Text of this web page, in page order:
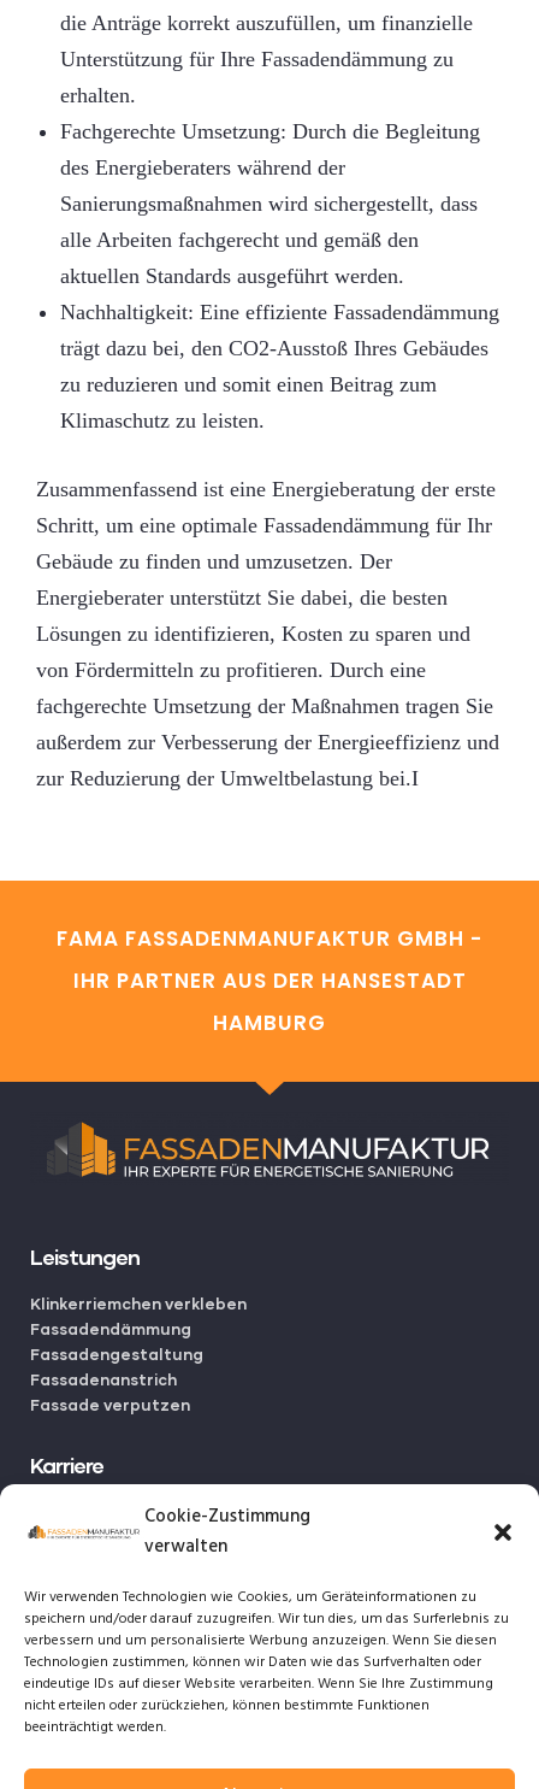
Cookie-Zustimmung
verwalten
Wir verwenden Technologien wie Cookies, um Geräteinformationen zu
speichern und/oder darauf zuzugreifen. Wir tun dies, um das Surferlebnis zu
verbessern und um personalisierte Werbung anzuzeigen. Wenn Sie diesen
Technologien zustimmen, können wir Daten wie das Surfverhalten oder
eindeutige IDs auf dieser Website verarbeiten. Wenn Sie Ihre Zustimmung
nicht erteilen oder zurückziehen, können bestimmte Funktionen
beeinträchtigt werden.
die Anträge korrekt auszufüllen, um finanzielle
Unterstützung für Ihre Fassadendämmung zu
erhalten.
Fachgerechte Umsetzung: Durch die Begleitung
des Energieberaters während der
Sanierungsmaßnahmen wird sichergestellt, dass
alle Arbeiten fachgerecht und gemäß den
aktuellen Standards ausgeführt werden.
Nachhaltigkeit: Eine effiziente Fassadendämmung
trägt dazu bei, den CO2-Ausstoß Ihres Gebäudes
zu reduzieren und somit einen Beitrag zum
Klimaschutz zu leisten.
Zusammenfassend ist eine Energieberatung der erste
Schritt, um eine optimale Fassadendämmung für Ihr
Gebäude zu finden und umzusetzen. Der
Energieberater unterstützt Sie dabei, die besten
Lösungen zu identifizieren, Kosten zu sparen und
von Fördermitteln zu profitieren. Durch eine
fachgerechte Umsetzung der Maßnahmen tragen Sie
außerdem zur Verbesserung der Energieeffizienz und
zur Reduzierung der Umweltbelastung bei.I
FAMA FASSADENMANUFAKTUR GMBH -
IHR PARTNER AUS DER HANSESTADT
HAMBURG
Leistungen
Klinkerriemchen verkleben
Fassadendämmung
Fassadengestaltung
Fassadenanstrich
Fassade verputzen
Karriere
Initiativbewerbungen
Ausbildungsangebote
Weitere Links
Datenschutz
Cookies
Impressum